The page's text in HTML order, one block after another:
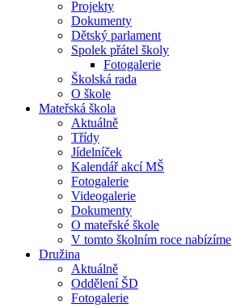
Projekty
Dokumenty
Dětský parlament
Spolek přátel školy
Fotogalerie
Školská rada
O škole
Mateřská škola
Aktuálně
Třídy
Jídelníček
Kalendář akcí MŠ
Fotogalerie
Videogalerie
Dokumenty
O mateřské škole
V tomto školním roce nabízíme
Družina
Aktuálně
Oddělení ŠD
Fotogalerie